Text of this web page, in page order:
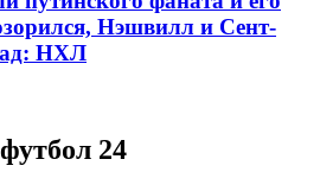
Нэшвилл и Сент-
НХЛ
24